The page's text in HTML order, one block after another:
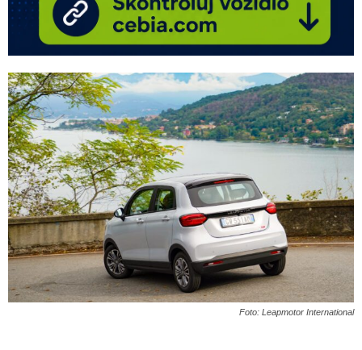
Foto: Leapmotor International